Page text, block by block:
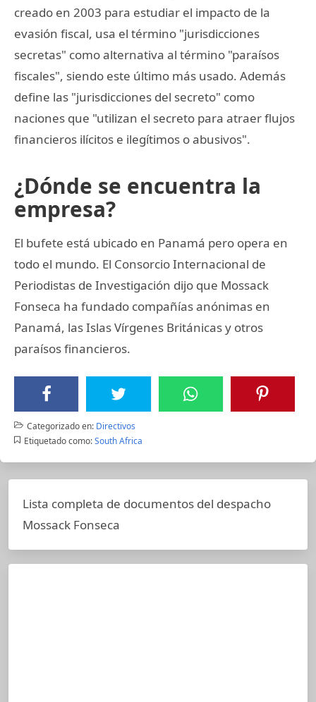
creado en 2003 para estudiar el impacto de la
evasión fiscal, usa el término "jurisdicciones
secretas" como alternativa al término "paraísos
fiscales", siendo este último más usado. Además
define las "jurisdicciones del secreto" como
naciones que "utilizan el secreto para atraer flujos
financieros ilícitos e ilegítimos o abusivos".
¿Dónde se encuentra la
empresa?
El bufete está ubicado en Panamá pero opera en
todo el mundo. El Consorcio Internacional de
Periodistas de Investigación dijo que Mossack
Fonseca ha fundado compañías anónimas en
Panamá, las Islas Vírgenes Británicas y otros
paraísos financieros.
Categorizado en: Directivos
Etiquetado como: South Africa
Lista completa de documentos del despacho
Mossack Fonseca